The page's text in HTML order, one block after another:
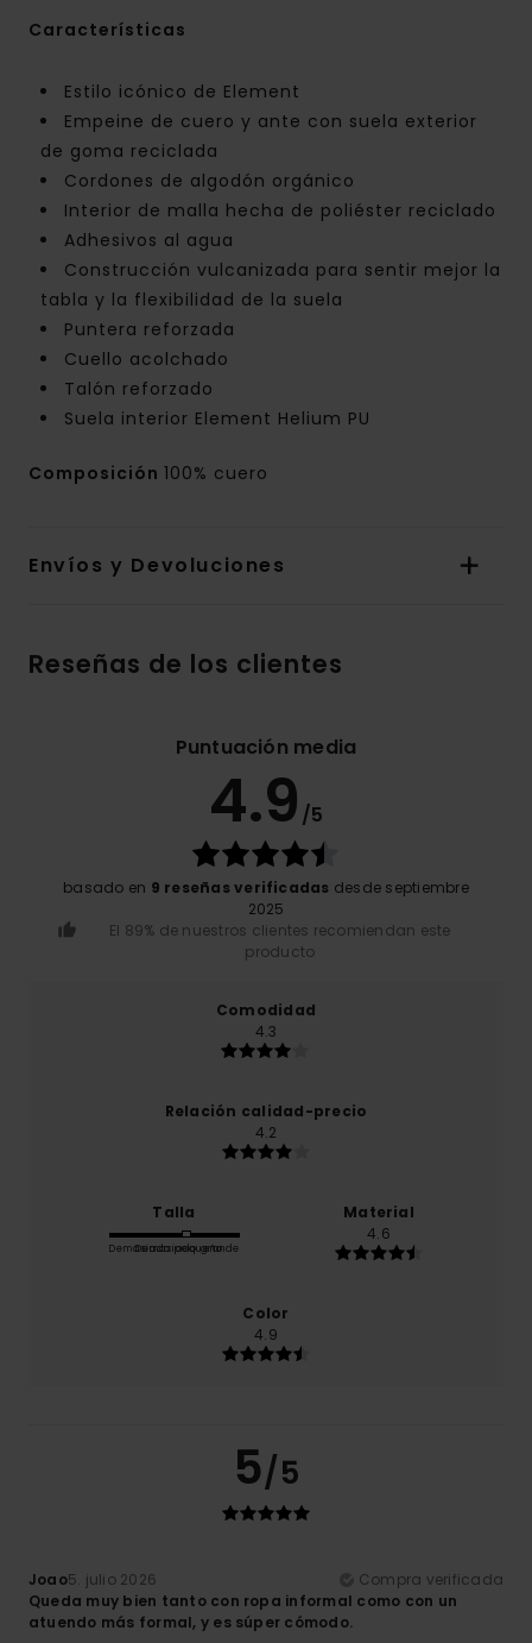
Características
Estilo icónico de Element
Empeine de cuero y ante con suela exterior
de goma reciclada
Cordones de algodón orgánico
Interior de malla hecha de poliéster reciclado
Adhesivos al agua
Construcción vulcanizada para sentir mejor la
tabla y la flexibilidad de la suela
Puntera reforzada
Cuello acolchado
Talón reforzado
Suela interior Element Helium PU
Composición 100% cuero
Envíos y Devoluciones
Reseñas de los clientes
Puntuación media
4.9 /5
basado en 9 reseñas verificadas desde septiembre
2025
El 89% de nuestros clientes recomiendan este
producto
Comodidad
4.3
Relación calidad-precio
4.2
Talla
Demasiado pequeño
Demasiado grande
Material
4.6
Color
4.9
5/5
Joao5. julio 2026
Compra verificada
Queda muy bien tanto con ropa informal como con un
atuendo más formal, y es súper cómodo.